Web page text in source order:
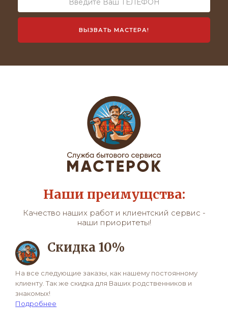
Наши преимущства:
Качество наших работ и клиентский сервис -
наши приоритеты!
Скидка 10%
На все следующие заказы, как нашему постоянному
клиенту. Так же скидка для Ваших родственников и
знакомых!
Подробнее